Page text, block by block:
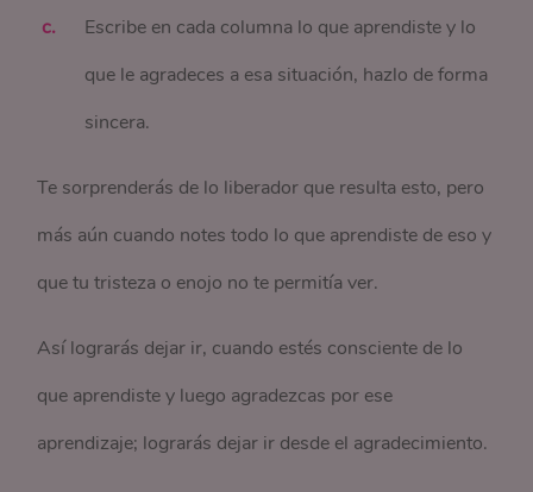
Escribe en cada columna lo que aprendiste y lo
que le agradeces a esa situación, hazlo de forma
sincera.
Te sorprenderás de lo liberador que resulta esto, pero
más aún cuando notes todo lo que aprendiste de eso y
que tu tristeza o enojo no te permitía ver.
Así lograrás dejar ir, cuando estés consciente de lo
que aprendiste y luego agradezcas por ese
aprendizaje; lograrás dejar ir desde el agradecimiento.